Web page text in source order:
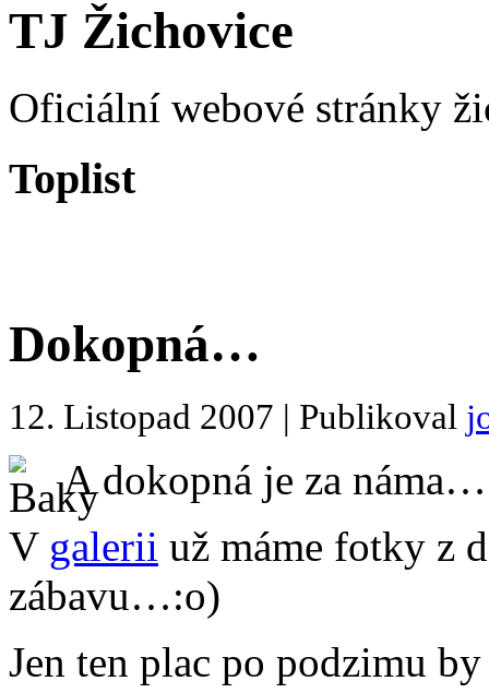
TJ Žichovice
Oficiální webové stránky
Toplist
Dokopná…
12. Listopad 2007 | Publikoval
A dokopná je za náma…
V galerii už máme fotky z
zábavu…:o)
Jen ten plac po podzimu